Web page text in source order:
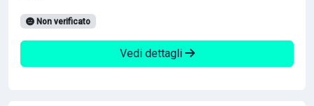
Non verificato
Vedi dettagli